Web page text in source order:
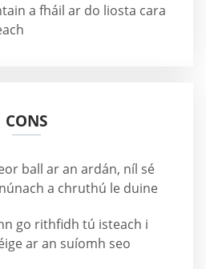
a fháil ar do liosta cara
CONS
ball ar an ardán, níl sé
a chruthú le duine
go rithfidh tú isteach i
ar an suíomh seo